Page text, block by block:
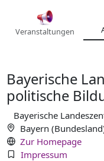
Veranstaltungen
Bayerische
politische
Bayerische
Bayern
Zur Homepage
Impressum